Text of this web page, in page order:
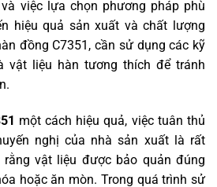
việc lựa chọn phương pháp phù
hiệu quả sản xuất và chất lượng
đồng C7351, cần sử dụng các kỹ
vật liệu hàn tương thích để tránh
một cách hiệu quả, việc tuân thủ
nghị của nhà sản xuất là rất
vật liệu được bảo quản đúng
hoặc ăn mòn. Trong quá trình sử